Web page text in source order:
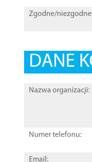
Zgodne/
DANE
Nazwa organizacji:
Numer telefonu:
Email: